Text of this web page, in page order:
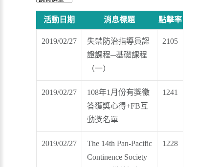
活動日期 消息標題 點擊率
2019/02/27
失禁防治指導員認
證課程─基礎課程
（一）
2105
2019/02/27
108年1月份有獎徵
答獲獎心得+FB互
動獎名單
1241
2019/02/27
The 14th Pan-Pacific
Continence Society
1228